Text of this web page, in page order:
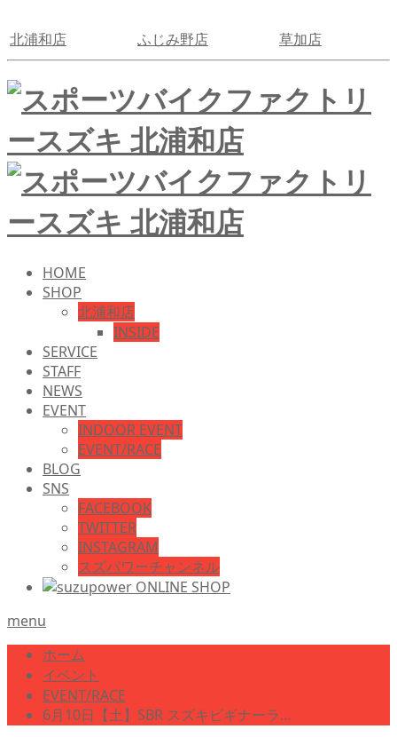
北浦和店 ふじみ野店 草加店
HOME
SHOP
北浦和店
INSIDE
SERVICE
STAFF
NEWS
EVENT
INDOOR EVENT
EVENT/RACE
BLOG
SNS
FACEBOOK
TWITTER
INSTAGRAM
スズパワーチャンネル
menu
ホーム
イベント
EVENT/RACE
6月10日【土】SBR スズキビギナーラ…